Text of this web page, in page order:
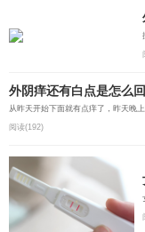
外阴痒还有白点是怎么
阅读(192)